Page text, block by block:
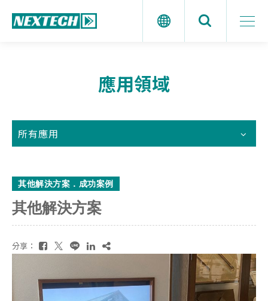
應用領域
所有應用
其他解決方案．成功案例
其他解決方案
分享：